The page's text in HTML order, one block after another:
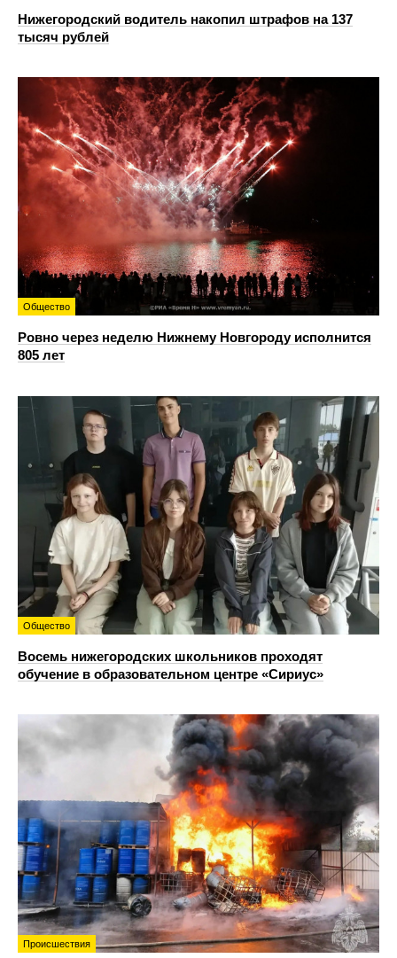
Нижегородский водитель накопил штрафов на 137
тысяч рублей
Общество
Ровно через неделю Нижнему Новгороду исполнится
805 лет
Общество
Восемь нижегородских школьников проходят
обучение в образовательном центре «Сириус»
Происшествия